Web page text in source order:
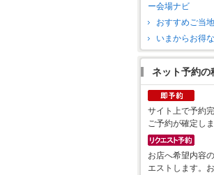
ー会場ナビ
おすすめご当
いまからお得
ネット予約の
サイト上で予約
ご予約が確定しま
お店へ希望内容
エストします。